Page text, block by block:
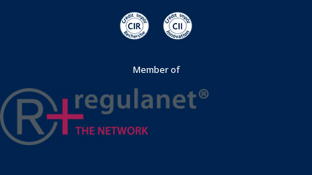
Member of